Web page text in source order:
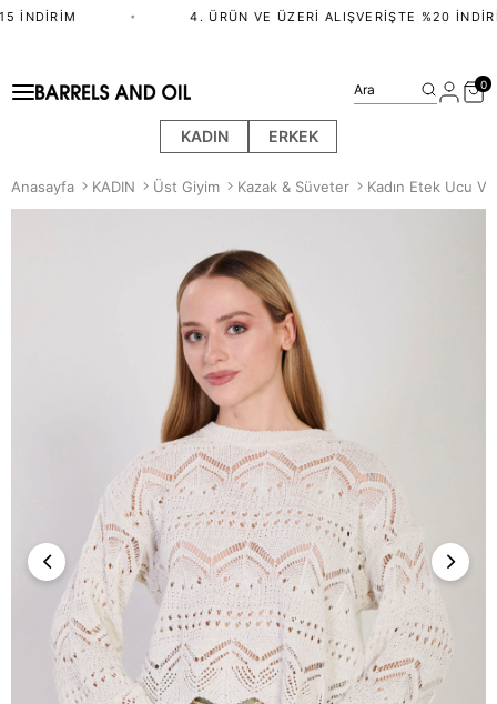
İNDIRIM 4. ÜRÜN VE ÜZERI ALIŞVERIŞTE %20
KADIN ERKEK
Ara 0
Anasayfa KADIN Üst Giyim Kazak & Süveter Kadın Etek Ucu